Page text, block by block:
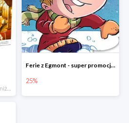
*najniższa cena z 30 dni przed obniżką
Ferie z Egmont - super promocje do -25%
25%